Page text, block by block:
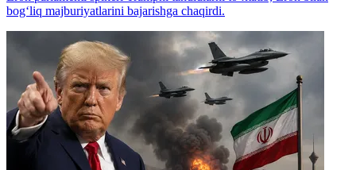
bog‘liq majburiyatlarini bajarishga chaqirdi.